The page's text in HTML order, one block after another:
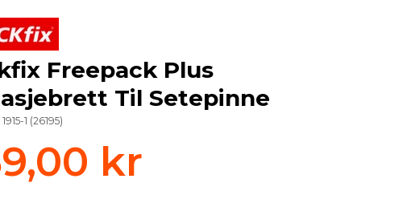
Freepack Plus
Til Setepinne
1915-1 (26195)
kr